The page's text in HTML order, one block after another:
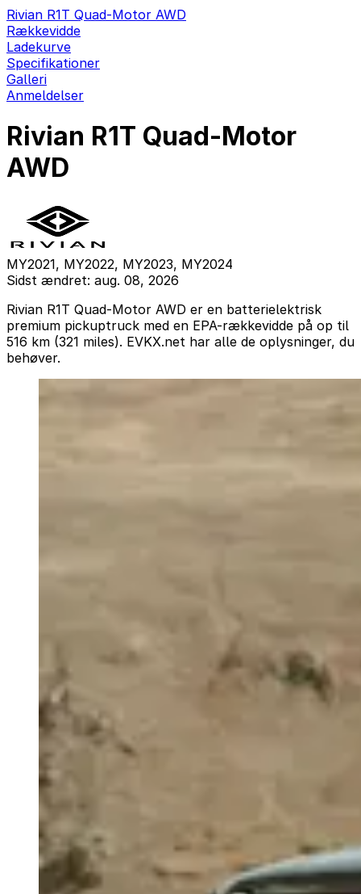
Rivian R1T Quad-Motor AWD
Rækkevidde
Ladekurve
Specifikationer
Galleri
Anmeldelser
Rivian R1T Quad-Motor
AWD
MY2021, MY2022, MY2023, MY2024
Sidst ændret: aug. 08, 2026
Rivian R1T Quad-Motor AWD er en batterielektrisk
premium pickuptruck med en EPA-rækkevidde på op til
516 km (321 miles). EVKX.net har alle de oplysninger, du
behøver.